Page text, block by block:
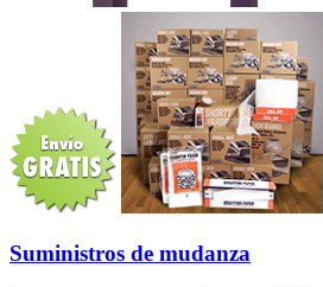
Suministros de mudanza